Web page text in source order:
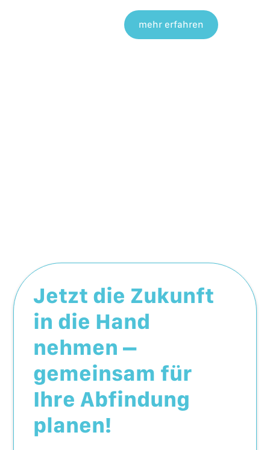
mehr erfahren
Jetzt die Zukunft
in die Hand
nehmen –
gemeinsam für
Ihre Abfindung
planen!